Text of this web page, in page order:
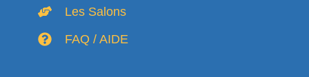
Les Salons
FAQ / AIDE